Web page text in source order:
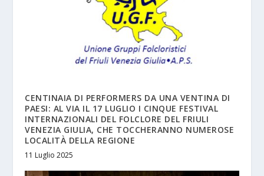
CENTINAIA DI PERFORMERS DA UNA VENTINA DI
PAESI: AL VIA IL 17 LUGLIO I CINQUE FESTIVAL
INTERNAZIONALI DEL FOLCLORE DEL FRIULI
VENEZIA GIULIA, CHE TOCCHERANNO NUMEROSE
LOCALITÀ DELLA REGIONE
11 Luglio 2025